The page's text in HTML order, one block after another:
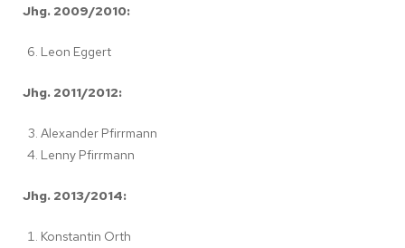
Jhg. 2009/2010:
Leon Eggert
Jhg. 2011/2012:
Alexander Pfirrmann
Lenny Pfirrmann
Jhg. 2013/2014:
Konstantin Orth